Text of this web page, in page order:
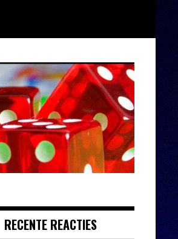
RECENTE REACTIES